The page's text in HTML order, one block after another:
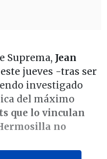
Suprema, Jean
jueves -tras ser
investigado
del máximo
que lo vinculan
no